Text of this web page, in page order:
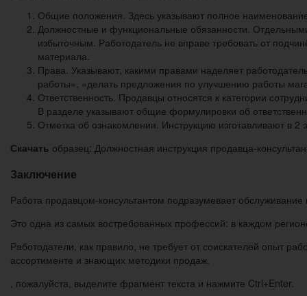
Общие положения. Здесь указывают полное
Должностные и функциональные обязанности.
избыточным. Работодатель не вправе требовать от
материала.
Права. Указывают, какими правами наделяет
работы», «делать предложения по улучшению работы
Ответственность. Продавцы относятся к категории
В разделе указывают общие формулировки об
Отметка об ознакомлении. Инструкцию изготавливают в
Скачать образец: Должностная инструкция продавца-
Заключение
Работа продавцом-консультантом подразумевает
Это одна из самых востребованных профессий: в каждом
Работодатели, как правило, не требует от соискателей опыт
ассортименте и знающих методики продаж.
, пожалуйста, выделите фрагмент текста и нажмите Ctrl+Enter.